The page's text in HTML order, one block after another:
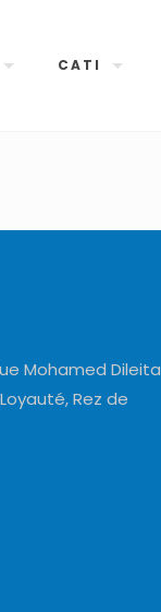
CATI
Mohamed Dileita
Rez de